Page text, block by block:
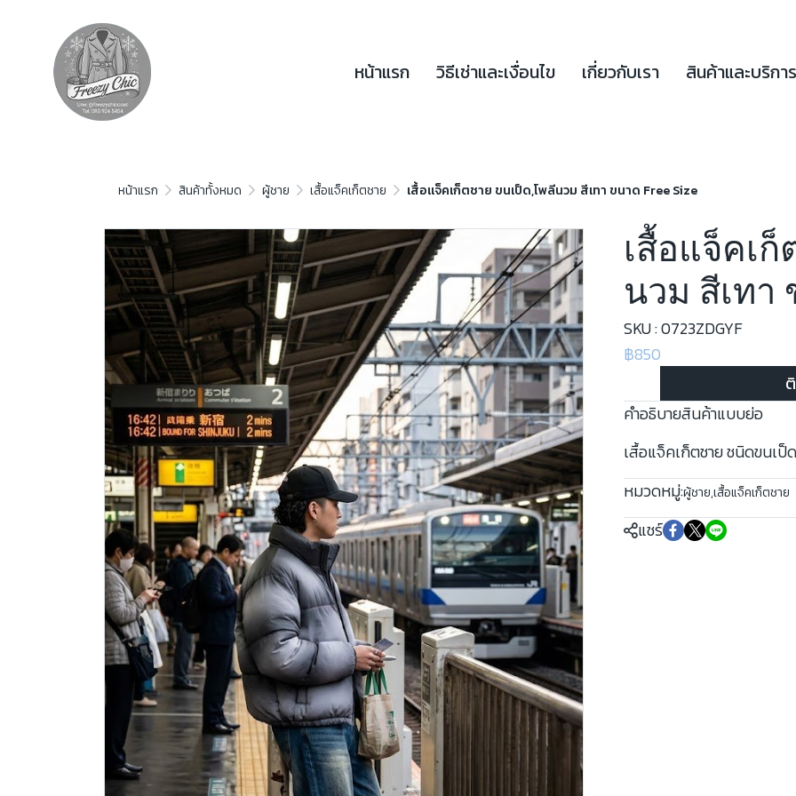
หน้าแรก วิธีเช่าและเงื่อนไข เกี่ยวกับเรา สินค้าและบริการ
หน้าแรก สินค้าทั้งหมด ผู้ชาย เสื้อแจ็คเก็ตชาย เสื้อแจ็คเก็ตชาย ขนเป็ด,โพลีนวม สีเทา ขนาด Free Size
เสื้อแจ็คเ
นวม สีเทา
SKU : 0723ZDGYF
฿850
คำอธิบายสินค้าแบบย่อ
เสื้อแจ็คเก็ตชาย ชนิดขนเ
หมวดหมู่:ผู้ชาย,เสื้อแจ็คเก็ตชาย
แชร์